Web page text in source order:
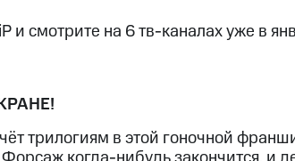
15%
МТС
картуМТС PayОплата по QR-
и смотрите на 6 тв-каналах уже в
трилогиям в этой гоночной